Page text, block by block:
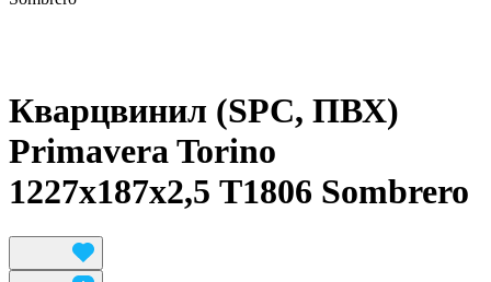
Кварцвинил (SPC, ПВХ)
Primavera Torino
1227х187х2,5 T1806 Sombrero